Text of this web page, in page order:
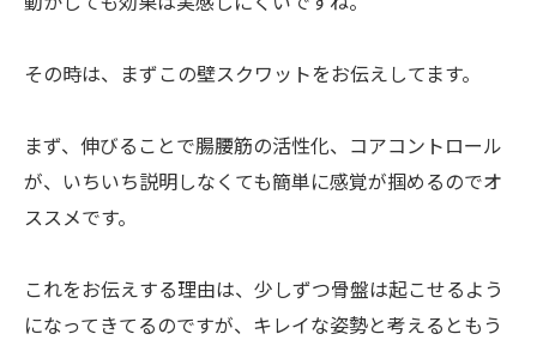
その時は、まずこの壁スクワットをお伝えしてます。
まず、伸びることで腸腰筋の活性化、コアコントロール
が、いちいち説明しなくても簡単に感覚が掴めるのでオ
ススメです。
これをお伝えする理由は、少しずつ骨盤は起こせるよう
になってきてるのですが、キレイな姿勢と考えるともう